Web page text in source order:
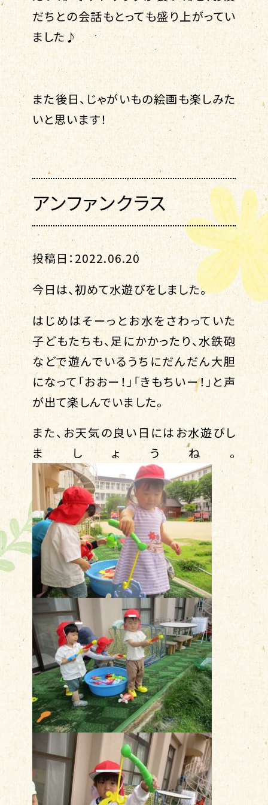
だちとの会話もとっても盛り上がってい
ました♪
また後日、じゃがいもの絵画も楽しみた
いと思います！
アンファンクラス
投稿日：2022.06.20
今日は、初めて水遊びをしました。
はじめはそーっとお水をさわっていた
子どもたちも、足にかかったり、水鉄砲
などで遊んでいるうちにだんだん大胆
になって「おおー！」「きもちいー！」と声
が出て楽しんでいました。
また、お天気の良い日にはお水遊びし
ましょうね。